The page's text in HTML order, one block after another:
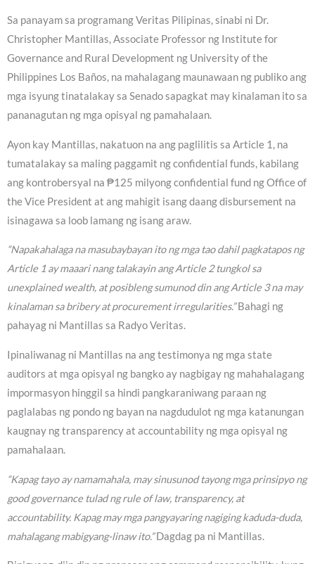
Sa panayam sa programang Veritas Pilipinas, sinabi ni Dr.
Christopher Mantillas, Associate Professor ng Institute for
Governance and Rural Development ng University of the
Philippines Los Baños, na mahalagang maunawaan ng publiko ang
mga isyung tinatalakay sa Senado sapagkat may kinalaman ito sa
pananagutan ng mga opisyal ng pamahalaan.
Ayon kay Mantillas, nakatuon na ang paglilitis sa Article 1, na
tumatalakay sa maling paggamit ng confidential funds, kabilang
ang kontrobersyal na ₱125 milyong confidential fund ng Office of
the Vice President at ang mahigit isang daang disbursement na
isinagawa sa loob lamang ng isang araw.
“Napakahalaga na masubaybayan ito ng mga tao dahil pagkatapos ng
Article 1 ay maaari nang talakayin ang Article 2 tungkol sa
unexplained wealth, at posibleng sumunod din ang Article 3 na may
kinalaman sa bribery at procurement irregularities.”Bahagi ng
pahayag ni Mantillas sa Radyo Veritas.
Ipinaliwanag ni Mantillas na ang testimonya ng mga state
auditors at mga opisyal ng bangko ay nagbigay ng mahahalagang
impormasyon hinggil sa hindi pangkaraniwang paraan ng
paglalabas ng pondo ng bayan na nagdudulot ng mga katanungan
kaugnay ng transparency at accountability ng mga opisyal ng
pamahalaan.
“Kapag tayo ay namamahala, may sinusunod tayong mga prinsipyo ng
good governance tulad ng rule of law, transparency, at
accountability. Kapag may mga pangyayaring nagiging kaduda-duda,
mahalagang mabigyang-linaw ito.”Dagdag pa ni Mantillas.